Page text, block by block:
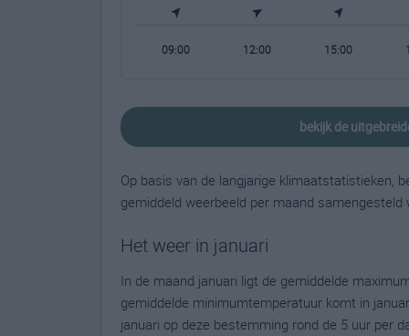
09:00 12:00 15:00
bekijk de
Op basis van de langjarige klimaatstatistieken,
gemiddeld weerbeeld per maand samengesteld
Het weer in januari
In de maand januari ligt de gemiddelde
gemiddelde minimumtemperatuur komt in
januari op deze bestemming rond de 5 uur per